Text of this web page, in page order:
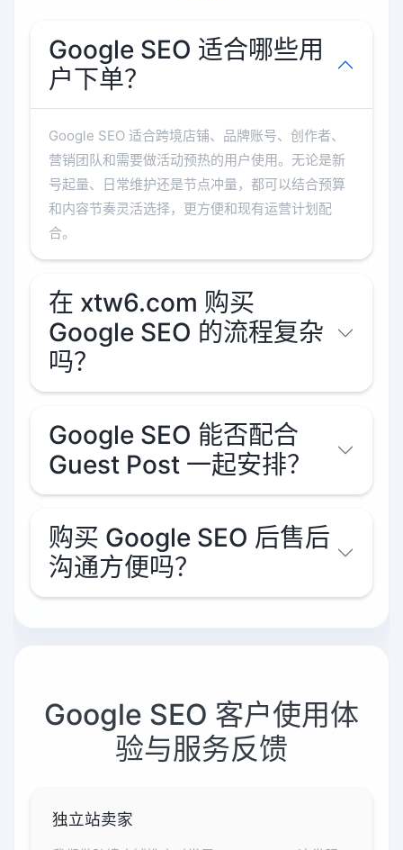
Google SEO 适合哪些用
户下单？
Google SEO 适合跨境店铺、品牌账号、创作者、
营销团队和需要做活动预热的用户使用。无论是新
号起量、日常维护还是节点冲量，都可以结合预算
和内容节奏灵活选择，更方便和现有运营计划配
合。
在 xtw6.com 购买
Google SEO 的流程复杂
吗？
Google SEO 能否配合
Guest Post 一起安排？
购买 Google SEO 后售后
沟通方便吗？
Google SEO 客户使用体
验与服务反馈
独立站卖家